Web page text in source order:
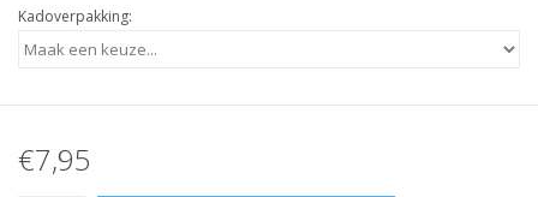
Kadoverpakking:
€7,95